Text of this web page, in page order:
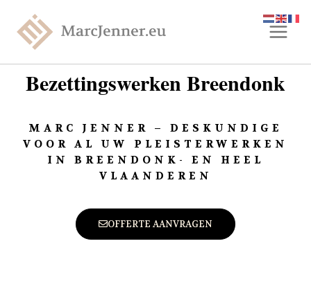
Bezettingswerken Breendonk
MARC JENNER – DESKUNDIGE
VOOR AL UW PLEISTERWERKEN
IN BREENDONK- EN HEEL
VLAANDEREN
OFFERTE AANVRAGEN